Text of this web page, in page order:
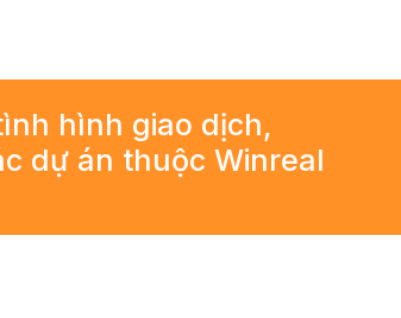
hình giao dịch,
dự án thuộc Winreal